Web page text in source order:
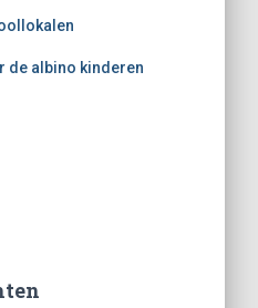
de albino kinderen